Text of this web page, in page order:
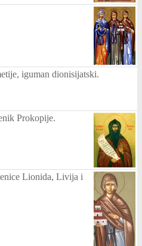
iguman dionisijatski.
Prokopije.
Lionida, Livija i